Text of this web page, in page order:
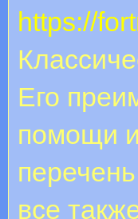
https://
Его
помощи
все